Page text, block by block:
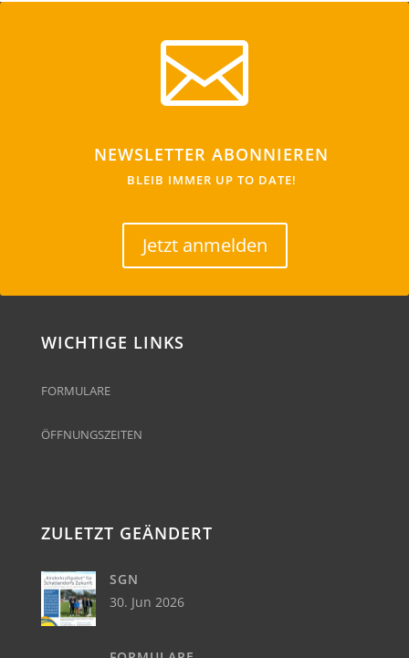

NEWSLETTER ABONNIEREN
BLEIB IMMER UP TO DATE!
Jetzt anmelden
WICHTIGE LINKS
FORMULARE
ÖFFNUNGSZEITEN
ZULETZT GEÄNDERT
SGN
30. Jun 2026